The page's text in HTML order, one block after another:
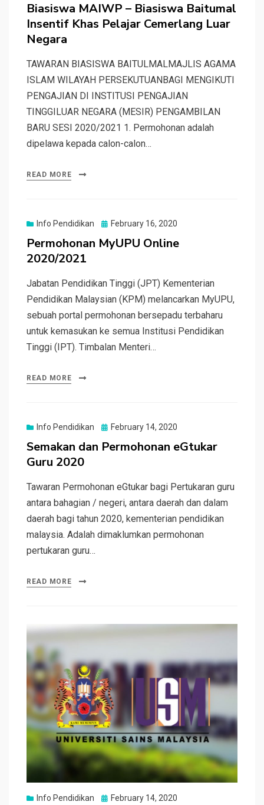
Biasiswa MAIWP – Biasiswa Baitumal
Insentif Khas Pelajar Cemerlang Luar
Negara
TAWARAN BIASISWA BAITULMALMAJLIS AGAMA
ISLAM WILAYAH PERSEKUTUANBAGI MENGIKUTI
PENGAJIAN DI INSTITUSI PENGAJIAN
TINGGILUAR NEGARA (MESIR) PENGAMBILAN
BARU SESI 2020/2021 1. Permohonan adalah
dipelawa kepada calon-calon…
READ MORE
Info Pendidikan
Posted
February 16, 2020
Permohonan MyUPU Online
2020/2021
Jabatan Pendidikan Tinggi (JPT) Kementerian
Pendidikan Malaysian (KPM) melancarkan MyUPU,
sebuah portal permohonan bersepadu terbaharu
untuk kemasukan ke semua Institusi Pendidikan
Tinggi (IPT). Timbalan Menteri…
READ MORE
Info Pendidikan
Posted
February 14, 2020
Semakan dan Permohonan eGtukar
Guru 2020
Tawaran Permohonan eGtukar bagi Pertukaran guru
antara bahagian / negeri, antara daerah dan dalam
daerah bagi tahun 2020, kementerian pendidikan
malaysia. Adalah dimaklumkan permohonan
pertukaran guru…
READ MORE
Info Pendidikan Posted
February 14, 2020